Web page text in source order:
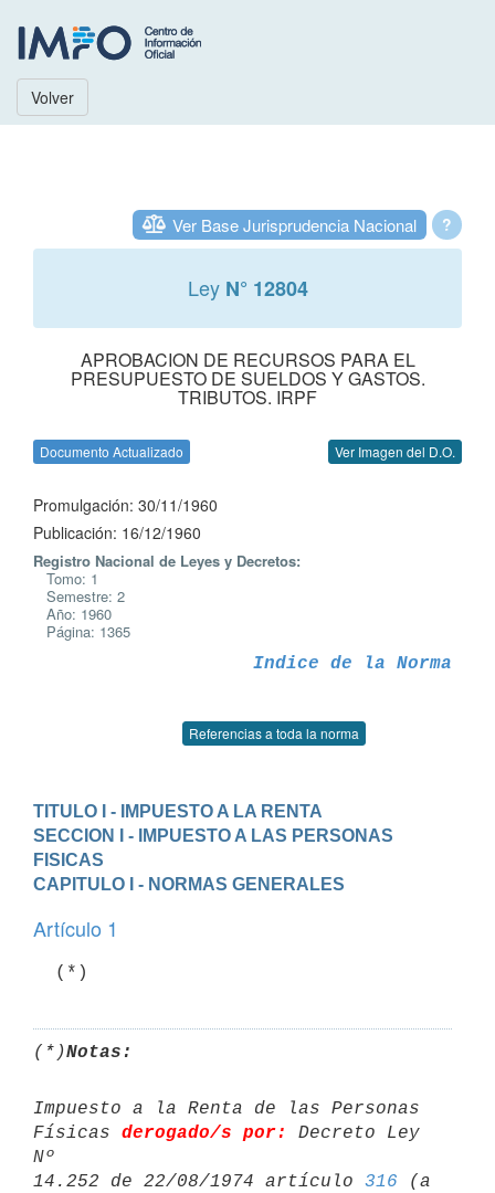
Volver
?
Ver Base Jurisprudencia Nacional
Ley N° 12804
APROBACION DE RECURSOS PARA EL
PRESUPUESTO DE SUELDOS Y GASTOS.
TRIBUTOS. IRPF
Documento Actualizado Ver Imagen del D.O.
Promulgación: 30/11/1960
Publicación: 16/12/1960
Registro Nacional de Leyes y Decretos:
Tomo: 1
Semestre: 2
Año: 1960
Página: 1365
Indice de la Norma
Referencias a toda la norma
TITULO I - IMPUESTO A LA RENTA
SECCION I - IMPUESTO A LAS PERSONAS
FISICAS
CAPITULO I - NORMAS GENERALES
Artículo 1
(*)Notas:
Impuesto a la Renta de las Personas
Físicas derogado/s por:
Decreto Ley
Nº
14.252 de 22/08/1974 artículo 316 (a